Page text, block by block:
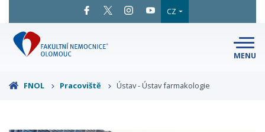
CZ
MENU
FNOL Pracoviště Ústav - Ústav farmakologie